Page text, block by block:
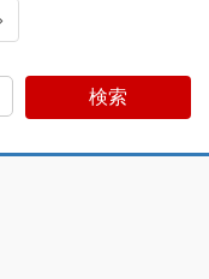
検索